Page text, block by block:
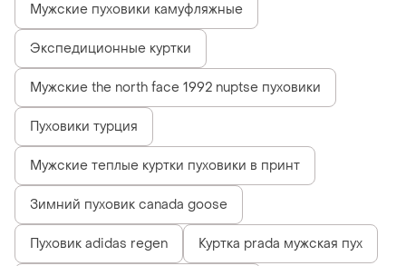
Мужские пуховики камуфляжные
Экспедиционные куртки
Мужские the north face 1992 nuptse пуховики
Пуховики турция
Мужские теплые куртки пуховики в принт
Зимний пуховик canada goose
Пуховик adidas regen Куртка prada мужская пух